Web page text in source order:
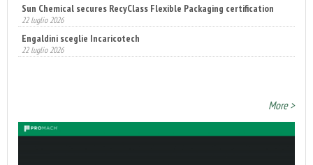
Engaldini sceglie Incaricotech
22 luglio 2026
Annunciati i finalisti dei Diamonds Awards 2026 di FTA Europe
14 luglio 2026
More >